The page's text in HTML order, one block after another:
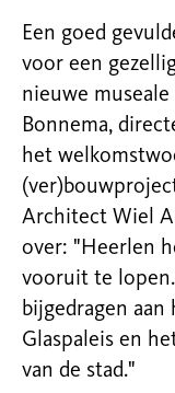
Een goed
voor een
nieuwe museale
Bonnema,
het
Architect Wiel
over: "Heerlen
vooruit te lopen.
bijgedragen
Glaspaleis en
van de stad."